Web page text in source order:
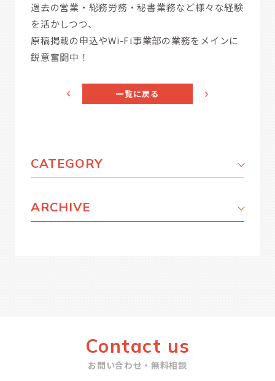
過去の営業・総務労務・秘書業務など様々な経験
を活かしつつ、
原稿掲載の申込やWi-Fi事業部の業務をメインに
鋭意奮闘中！
一覧に戻る
CATEGORY
ARCHIVE
Contact us
お問い合わせ・無料相談